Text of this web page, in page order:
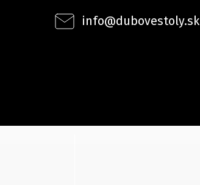
info@dubovestoly.sk